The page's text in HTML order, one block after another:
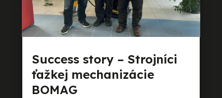
Success story – Strojníci
ťažkej mechanizácie
BOMAG